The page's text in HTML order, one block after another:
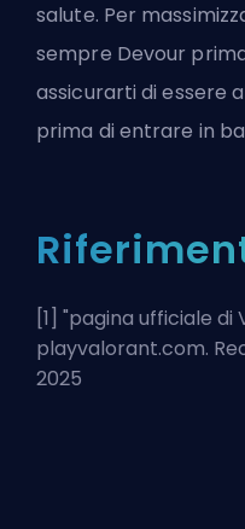
salute. Per
sempre Devour
assicurarti di essere
prima di entrare in
[1] "pagina ufficiale di
playvalorant.com.
2025